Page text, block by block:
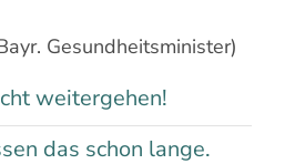
Gesundheitsminister)
weitergehen!
das schon lange.